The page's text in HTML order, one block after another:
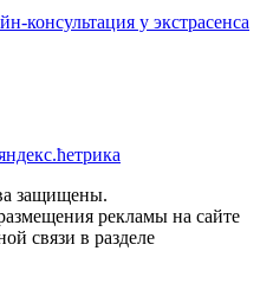
консультация у экстрасенса
защищены.
рекламы на сайте
связи в разделе